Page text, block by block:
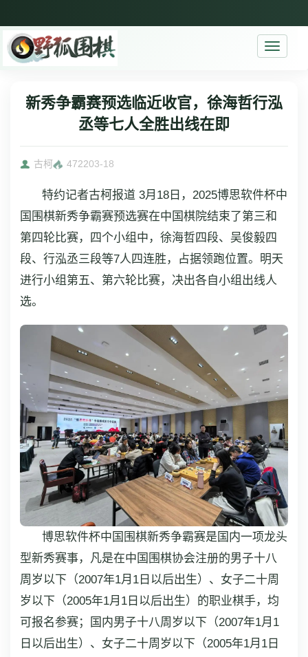
Toggle
新秀争霸赛预选临近收官，徐海哲行泓
丞等七人全胜出线在即
古柯 472203-18
特约记者古柯报道 3月18日，2025博思软件杯中
国围棋新秀争霸赛预选赛在中国棋院结束了第三和
第四轮比赛，四个小组中，徐海哲四段、吴俊毅四
段、行泓丞三段等7人四连胜，占据领跑位置。明天
进行小组第五、第六轮比赛，决出各自小组出线人
选。
博思软件杯中国围棋新秀争霸赛是国内一项龙头
型新秀赛事，凡是在中国围棋协会注册的男子十八
周岁以下（2007年1月1日以后出生）、女子二十周
岁以下（2005年1月1日以后出生）的职业棋手，均
可报名参赛；国内男子十八周岁以下（2007年1月1
日以后出生）、女子二十周岁以下（2005年1月1日